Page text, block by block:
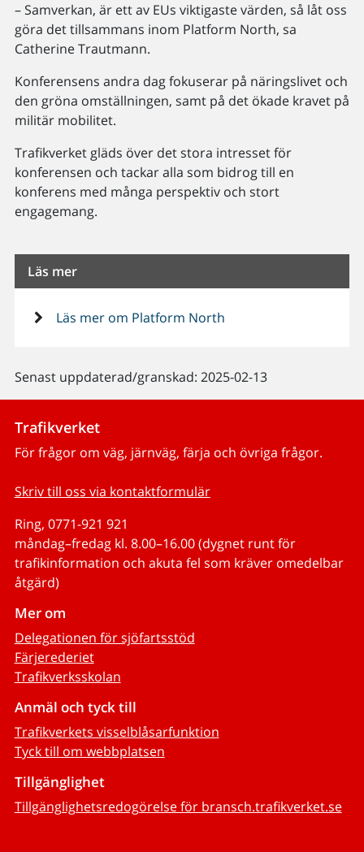
– Samverkan, är ett av EUs viktigaste värden, så låt oss
göra det tillsammans inom Platform North, sa
Catherine Trautmann.
Konferensens andra dag fokuserar på näringslivet och
den gröna omställningen, samt på det ökade kravet på
militär mobilitet.
Trafikverket gläds över det stora intresset för
konferensen och tackar alla som bidrog till en
konferens med många perspektiv och stort
engagemang.
Läs mer
Läs mer om Platform North
Senast uppdaterad/granskad: 2025-02-13
Trafikverket
För frågor om väg, järnväg, färja och övriga frågor.
Skriv till oss via kontaktformulär
Ring, 0771-921 921
måndag–fredag kl. 8.00–16.00 (dygnet runt för
trafikinformation och akuta fel som kräver omedelbar
åtgärd)
Mer om
Delegationen för sjöfartsstöd
Färjerederiet
Trafikverksskolan
Anmäl och tyck till
Trafikverkets visselblåsarfunktion
Tyck till om webbplatsen
Tillgänglighet
Tillgänglighetsredogörelse för bransch.trafikverket.se